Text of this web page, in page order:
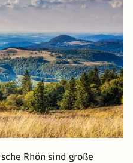
Rhön sind große